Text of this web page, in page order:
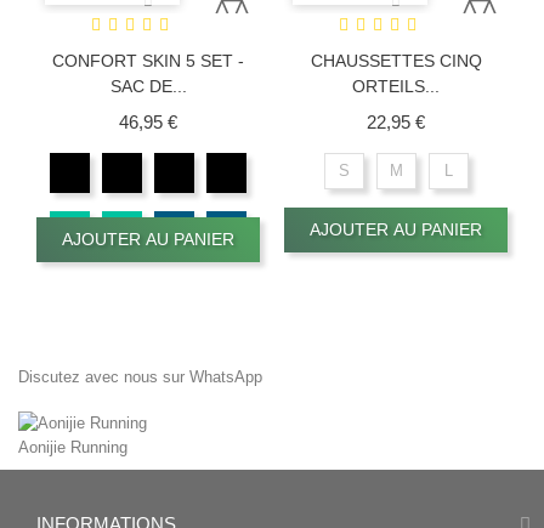
CONFORT SKIN 5 SET -
SAC DE...
46,95 €Prix
AJOUTER AU PANIER
CHAUSSETTES CINQ
ORTEILS...
22,95 €Prix
S M L
AJOUTER AU PANIER
Discutez avec nous sur WhatsApp
Aonijie Running
INFORMATIONS